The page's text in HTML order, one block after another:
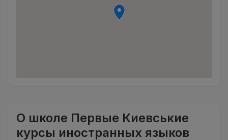
О школе Первые Киевськие
курсы иностранных языков